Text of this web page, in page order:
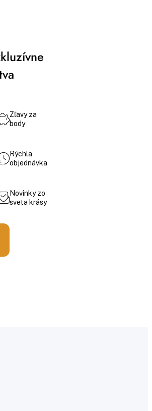
Zľavy za
body
Rýchla
objednávka
Novinky zo
sveta krásy